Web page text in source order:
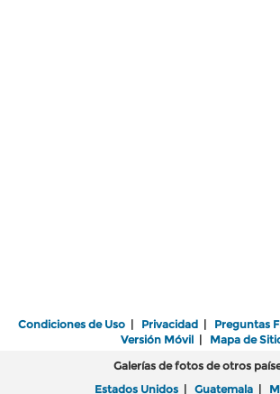
Condiciones de Uso | Privacidad | Preguntas
Versión Móvil| Mapa de
Galerías de fotos de otros
Estados Unidos | Guatemala |